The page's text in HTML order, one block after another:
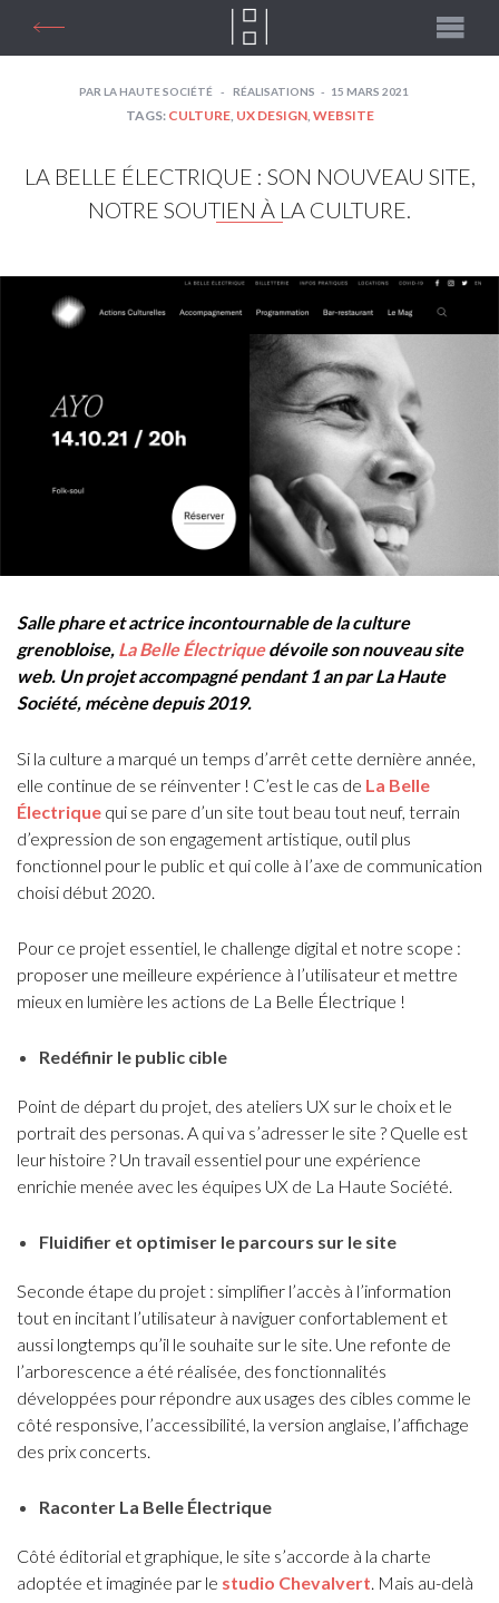
PAR LA HAUTE SOCIÉTÉ RÉALISATIONS 15 MARS 2021
TAGS: CULTURE, UX DESIGN, WEBSITE
LA BELLE ÉLECTRIQUE : SON NOUVEAU SITE,
NOTRE SOUTIEN À LA CULTURE.
Salle phare et actrice incontournable de la culture
grenobloise, La Belle Électriquedévoile son nouveau site
web. Un projet accompagné pendant 1 an par La Haute
Société, mécène depuis 2019.
Si la culture a marqué un temps d’arrêt cette dernière année,
elle continue de se réinventer ! C’est le cas de La Belle
Électrique qui se pare d’un site tout beau tout neuf, terrain
d’expression de son engagement artistique, outil plus
fonctionnel pour le public et qui colle à l’axe de communication
choisi début 2020.
Pour ce projet essentiel, le challenge digital et notre scope :
proposer une meilleure expérience à l’utilisateur et mettre
mieux en lumière les actions de La Belle Électrique !
Redéfinir le public cible
Point de départ du projet, des ateliers UX sur le choix et le
portrait des personas. A qui va s’adresser le site ? Quelle est
leur histoire ? Un travail essentiel pour une expérience
enrichie menée avec les équipes UX de La Haute Société.
Fluidifier et optimiser le parcours sur le site
Seconde étape du projet : simplifier l’accès à l’information
tout en incitant l’utilisateur à naviguer confortablement et
aussi longtemps qu’il le souhaite sur le site. Une refonte de
l’arborescence a été réalisée, des fonctionnalités
développées pour répondre aux usages des cibles comme le
côté responsive, l’accessibilité, la version anglaise, l’affichage
des prix concerts.
Raconter La Belle Électrique
Côté éditorial et graphique, le site s’accorde à la charte
adoptée et imaginée par le studio Chevalvert . Mais au-delà